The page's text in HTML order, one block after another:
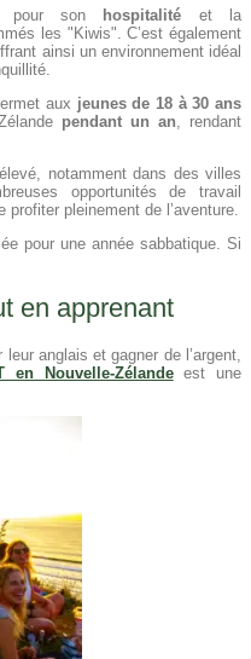
pour son hospitalité et la
les "Kiwis". C’est également
ainsi un environnement idéal
aux jeunes de 18 à 30 ans
pendant un an , rendant
notamment dans des villes
opportunités de travail
profiter pleinement de l’aventure.
pour une année sabbatique. Si
en apprenant
anglais et gagner de l’argent,
Nouvelle-Zélandeest une